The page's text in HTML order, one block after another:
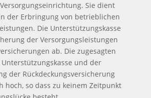
Sie dient
der Erbringung von betrieblichen
Die Unterstützungskasse
der Versorgungsleistungen
ab. Die zugesagten
und der
der Rückdeckungsversicherung
hoch, so dass zu keinem Zeitpunkt